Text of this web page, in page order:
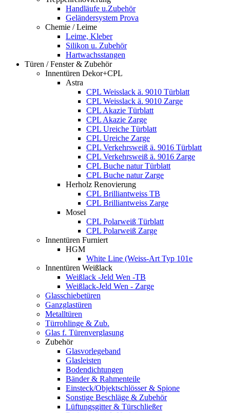
Handläufe u.Zubehör
Geländersystem Prova
Chemie / Leime
Leime, Kleber
Silikon u. Zubehör
Hartwachsstangen
Türen / Fenster & Zubehör
Innentüren Dekor+CPL
Astra
CPL Weisslack ä. 9010 Türblatt
CPL Weisslack ä. 9010 Zarge
CPL Akazie Türblatt
CPL Akazie Zarge
CPL Ureiche Türblatt
CPL Ureiche Zarge
CPL Verkehrsweiß ä. 9016 Türblatt
CPL Verkehrsweiß ä. 9016 Zarge
CPL Buche natur Türblatt
CPL Buche natur Zarge
Herholz Renovierung
CPL Brilliantweiss TB
CPL Brilliantweiss Zarge
Mosel
CPL Polarweiß Türblatt
CPL Polarweiß Zarge
Innentüren Furniert
HGM
White Line (Weiss-Art Typ 101e
Innentüren Weißlack
Weißlack -Jeld Wen -TB
Weißlack-Jeld Wen - Zarge
Glasschiebetüren
Ganzglastüren
Metalltüren
Türrohlinge & Zub.
Glas f. Türenverglasung
Zubehör
Glasvorlegeband
Glasleisten
Bodendichtungen
Bänder & Rahmenteile
Einsteck/Objektschlösser & Spione
Sonstige Beschläge & Zubehör
Lüftungsgitter & Türschließer